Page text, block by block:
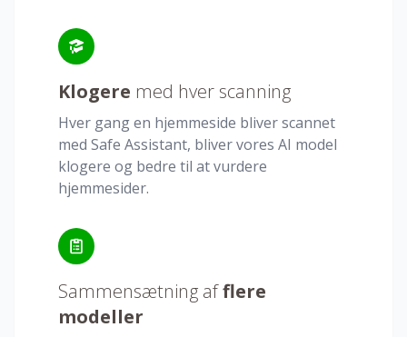
Klogere med hver scanning
Hver gang en hjemmeside bliver scannet
med Safe Assistant, bliver vores AI model
klogere og bedre til at vurdere
hjemmesider.
Sammensætning afflere
modeller